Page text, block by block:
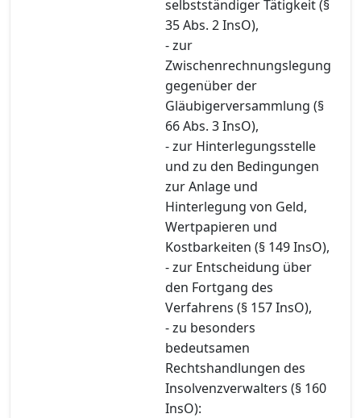
selbstständiger Tätigkeit (§
35 Abs. 2 InsO),
- zur
Zwischenrechnungslegung
gegenüber der
Gläubigerversammlung (§
66 Abs. 3 InsO),
- zur Hinterlegungsstelle
und zu den Bedingungen
zur Anlage und
Hinterlegung von Geld,
Wertpapieren und
Kostbarkeiten (§ 149 InsO),
- zur Entscheidung über
den Fortgang des
Verfahrens (§ 157 InsO),
- zu besonders
bedeutsamen
Rechtshandlungen des
Insolvenzverwalters (§ 160
InsO):